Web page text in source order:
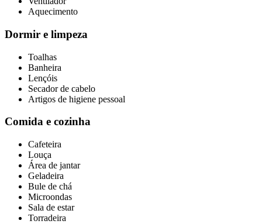
Aquecimento
Dormir e limpeza
Toalhas
Banheira
Lençóis
Secador de cabelo
Artigos de higiene pessoal
Comida e cozinha
Cafeteira
Louça
Área de jantar
Geladeira
Bule de chá
Microondas
Sala de estar
Torradeira